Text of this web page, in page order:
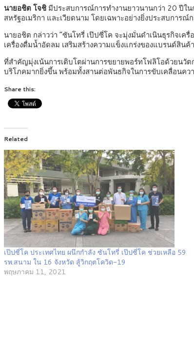
นายอชิต โจชิมีประสบการณ์การทำงานยาวนานกว่า 20 ปีใ
สหรัฐอเมริกา และเวียดนาม โดยเฉพาะอย่างยิ่งประสบการ
นายอชิต กล่าวว่า “ซันโทรี่ เป๊ปซี่โค จะมุ่งมั่นดำเนินธุรกิจเค
เครื่องดื่มน้ำอัดลม เสริมสร้างความแข็งแกร่งของแบรนด์สินค้
ที่สำคัญมุ่งเน้นการเติบโตผ่านการขยายพอร์ทโฟลิโอด้วยนวั
บริโภคมากยิ่งขึ้น พร้อมทั้งสานต่อพันธกิจในการขับเคลื่อนคว
Share this:
Related
เป๊ปซี่โค ประเทศไทย ผนึกกำลัง ซันโทรี่ เป๊ปซี่โค ช่วยเหลือ 59
รพ.สนาม ใน 16 จังหวัด สู้วิกฤตโควิด-19
พฤษภาคม 11, 2021